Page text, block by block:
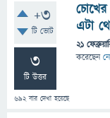
+3
টি ভোট
3
টি উত্তর
692বার দেখা হয়েছে
এটা
21
করেছেন